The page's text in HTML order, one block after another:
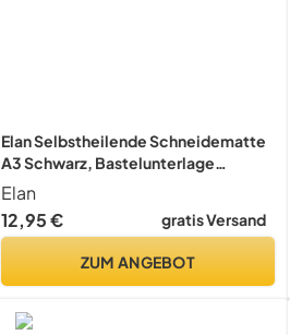
Elan Selbstheilende Schneidematte
A3 Schwarz, Bastelunterlage
Schnittfest
Elan
12,95 €
gratis Versand
ZUM ANGEBOT